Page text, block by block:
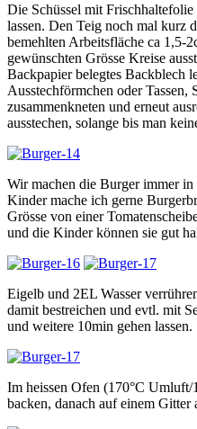
Die Schüssel mit
lassen. Den Teig noch mal kurz
bemehlten Arbeitsfläche ca 1,5-
gewünschten Grösse Kreise
Backpapier belegtes Backblech
Ausstechförmchen oder Tassen,
zusammenkneten und erneut
ausstechen, solange bis man
Wir machen die Burger immer
Kinder mache ich gerne
Grösse von einer
und die Kinder können sie gut
Eigelb und 2EL Wasser
damit bestreichen und evtl. mit
und weitere 10min gehen lassen.
Im heissen Ofen (170°C
backen, danach auf einem Gitter